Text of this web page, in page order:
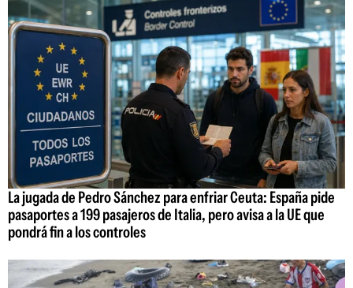
La jugada de Pedro Sánchez para enfriar Ceuta: España pide
pasaportes a 199 pasajeros de Italia, pero avisa a la UE que
pondrá fin a los controles